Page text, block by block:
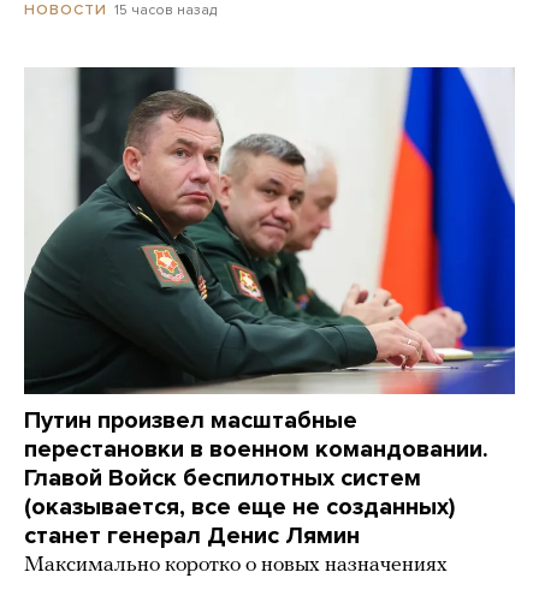
НОВОСТИ 15 часов назад
Путин произвел масштабные
перестановки в военном командовании.
Главой Войск беспилотных систем
(оказывается, все еще не созданных)
станет генерал Денис Лямин
Максимально коротко о новых назначениях